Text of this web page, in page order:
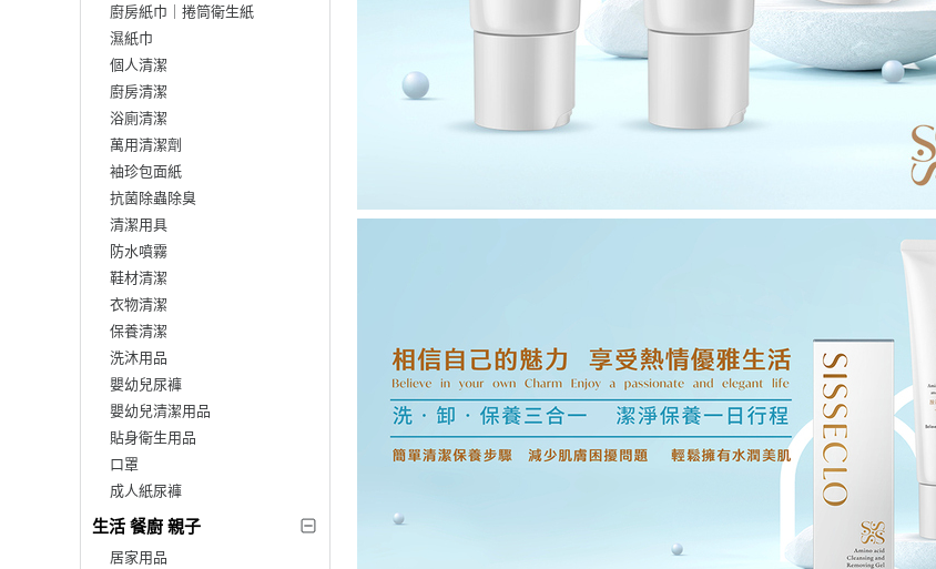
廚房紙巾｜捲筒衛生紙
濕紙巾
個人清潔
廚房清潔
浴廁清潔
萬用清潔劑
袖珍包面紙
抗菌除蟲除臭
清潔用具
防水噴霧
鞋材清潔
衣物清潔
保養清潔
洗沐用品
嬰幼兒尿褲
嬰幼兒清潔用品
貼身衛生用品
口罩
成人紙尿褲
生活 餐廚 親子
居家用品